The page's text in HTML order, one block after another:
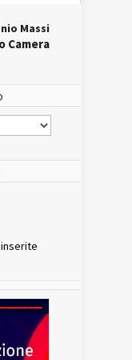
Massi
Camera